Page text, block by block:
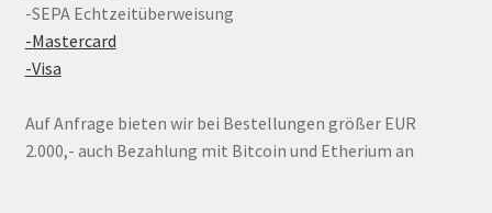
-SEPA Echtzeitüberweisung
-Mastercard
-Visa
Auf Anfrage bieten wir bei Bestellungen größer EUR
2.000,- auch Bezahlung mit Bitcoin und Etherium an